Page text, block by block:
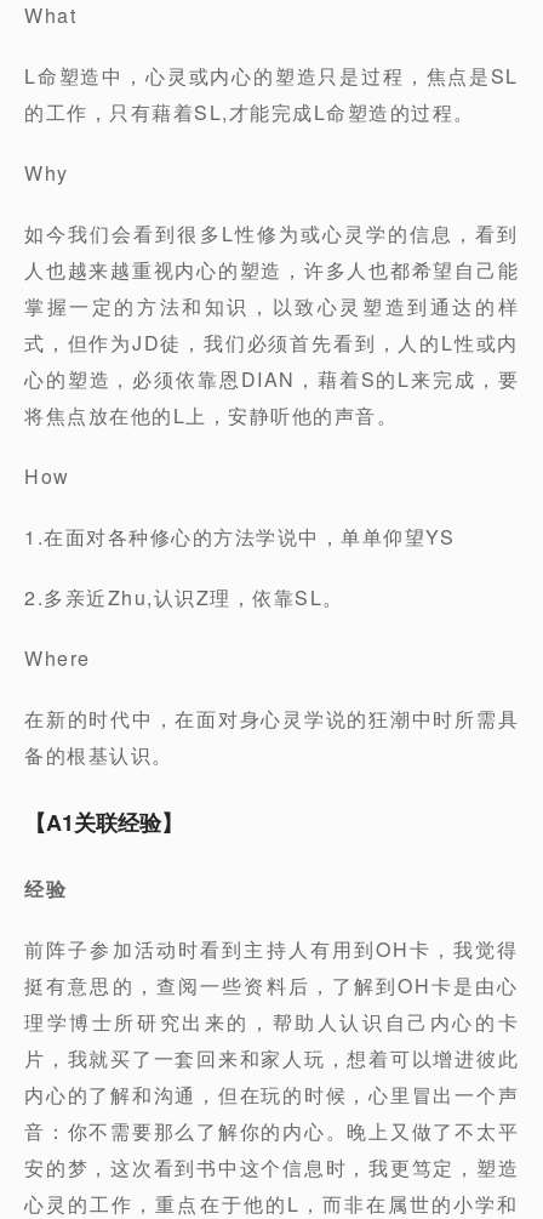
What
L命塑造中，心灵或内心的塑造只是过程，焦点是SL
的工作，只有藉着SL,才能完成L命塑造的过程。
Why
如今我们会看到很多L性修为或心灵学的信息，看到
人也越来越重视内心的塑造，许多人也都希望自己能
掌握一定的方法和知识，以致心灵塑造到通达的样
式，但作为JD徒，我们必须首先看到，人的L性或内
心的塑造，必须依靠恩DIAN，藉着S的L来完成，要
将焦点放在他的L上，安静听他的声音。
How
1.在面对各种修心的方法学说中，单单仰望YS
2.多亲近Zhu,认识Z理，依靠SL。
Where
在新的时代中，在面对身心灵学说的狂潮中时所需具
备的根基认识。
【A1关联经验】
经验
前阵子参加活动时看到主持人有用到OH卡，我觉得
挺有意思的，查阅一些资料后，了解到OH卡是由心
理学博士所研究出来的，帮助人认识自己内心的卡
片，我就买了一套回来和家人玩，想着可以增进彼此
内心的了解和沟通，但在玩的时候，心里冒出一个声
音：你不需要那么了解你的内心。晚上又做了不太平
安的梦，这次看到书中这个信息时，我更笃定，塑造
心灵的工作，重点在于他的L，而非在属世的小学和